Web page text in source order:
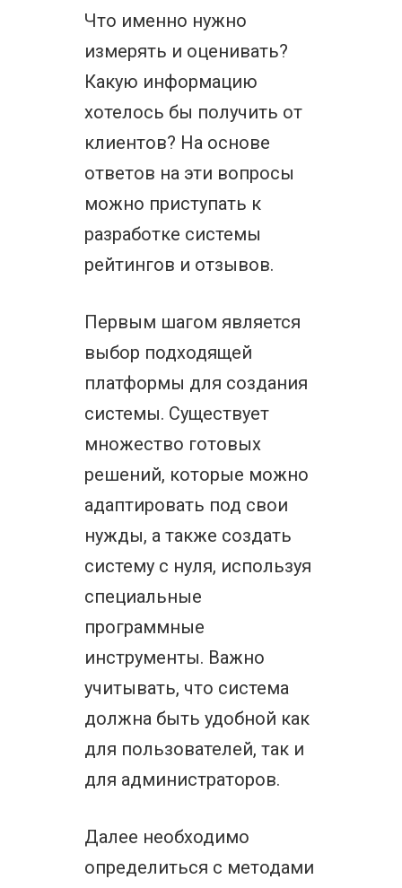
Что именно нужно
измерять и оценивать?
Какую информацию
хотелось бы получить от
клиентов? На основе
ответов на эти вопросы
можно приступать к
разработке системы
рейтингов и отзывов.
Первым шагом является
выбор подходящей
платформы для создания
системы. Существует
множество готовых
решений, которые можно
адаптировать под свои
нужды, а также создать
систему с нуля, используя
специальные
программные
инструменты. Важно
учитывать, что система
должна быть удобной как
для пользователей, так и
для администраторов.
Далее необходимо
определиться с методами